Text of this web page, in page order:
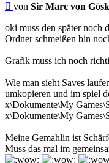
Beitrag
von Sir Marc von
oki muss den später noch
Ordner schmeißen bin
Grafik muss ich noch
Wie man sieht Saves
umkopieren und im spiel
x\Dokumente\My
x\Dokumente\My
Meine Gemahlin ist
Muss das mal im